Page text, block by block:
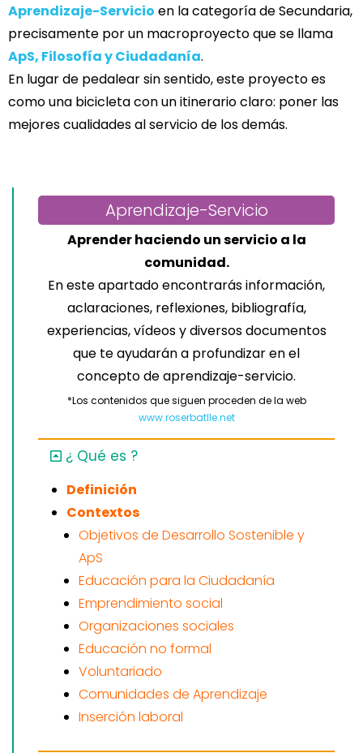
Aprendizaje-Servicio en la categoría de Secundaria,
precisamente por un macroproyecto que se llama
ApS, Filosofía y Ciudadanía.
En lugar de pedalear sin sentido, este proyecto es
como una bicicleta con un itinerario claro: poner las
mejores cualidades al servicio de los demás.
Aprendizaje-Servicio
Aprender haciendo un servicio a la
comunidad.
En este apartado encontrarás información,
aclaraciones, reflexiones, bibliografía,
experiencias, vídeos y diversos documentos
que te ayudarán a profundizar en el
concepto de aprendizaje-servicio.
*Los contenidos que siguen proceden de la web
www.roserbatlle.net
¿ Qué es ?
Definición
Contextos
Objetivos de Desarrollo Sostenible y
ApS
Educación para la Ciudadanía
Emprendimiento social
Organizaciones sociales
Educación no formal
Voluntariado
Comunidades de Aprendizaje
Inserción laboral